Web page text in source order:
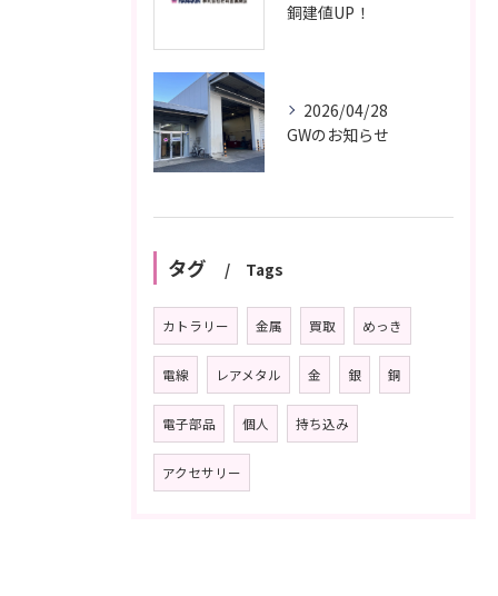
銅建値UP！
2026/04/28
GWのお知らせ
タグ Tags
カトラリー 金属 買取 めっき
電線 レアメタル 金 銀 銅
電子部品 個人 持ち込み
アクセサリー